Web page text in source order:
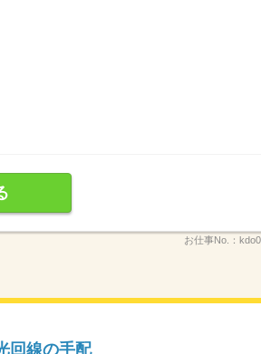
お仕事No.：
回線の手配